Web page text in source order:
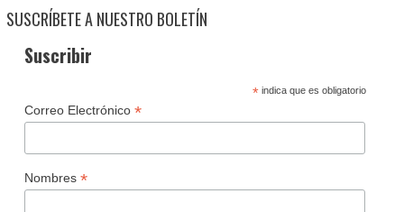
SUSCRÍBETE A NUESTRO BOLETÍN
Suscribir
*indica que es obligatorio
Correo Electrónico *
Nombres *